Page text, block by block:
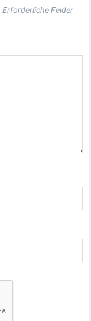
Erforderliche Felder